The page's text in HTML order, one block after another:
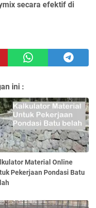
secara efektif di
ini :
Material Online
Pekerjaan Pondasi Batu